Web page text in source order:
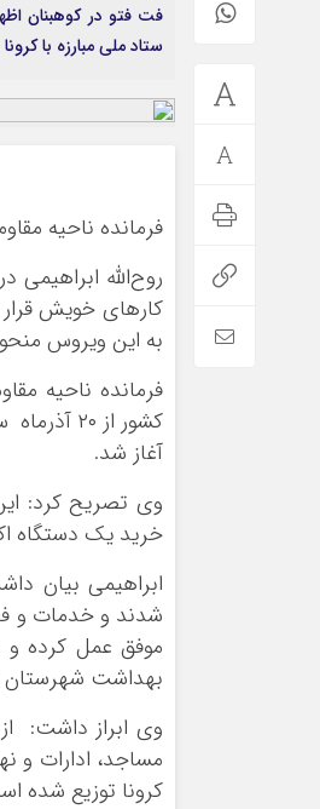
فت فتو در کوهبنان
ستاد ملی مبارزه با
فرمانده ناحیه
روح‌الله
کارهای خویش قرار
به این ویروس
فرمانده ناحیه
آغاز شد.
وی تصریح کرد:
خرید یک دستگاه
ابراهیمی بیان
شدند و خدمات و
موفق عمل کرده و
بهداشت
وی ابراز داشت:
کرونا توزیع شده